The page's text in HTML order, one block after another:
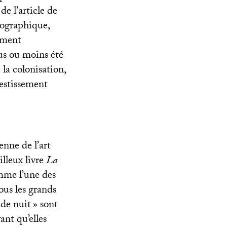
l’article de
ou moins été
colonisation,
de l’art
livreLa
l’une des
les grands
nuit» sont
qu’elles